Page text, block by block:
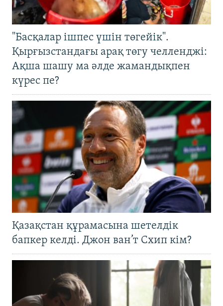
"Басқалар ішпес үшін төгейік".
Қырғызстандағы арақ төгу челленджі:
Ақша шашу ма әлде жамандықпен
күрес пе?
Қазақстан құрамасына шетелдік
бапкер келді. Джон ван’т Схип кім?